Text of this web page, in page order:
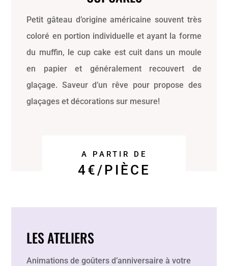
Petit gâteau d’origine américaine souvent très
coloré en portion individuelle et ayant la forme
du muffin, le cup cake est cuit dans un moule
en papier et généralement recouvert de
glaçage. Saveur d’un rêve pour propose des
glaçages et décorations sur mesure!
A PARTIR DE
4€/PIÈCE
LES ATELIERS
Animations de goûters d’anniversaire à votre